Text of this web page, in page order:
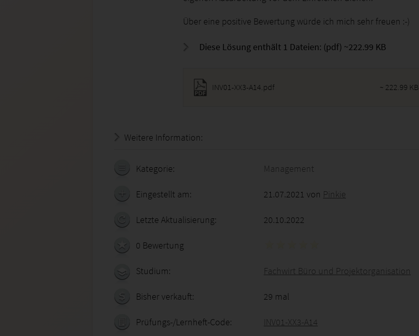
Über eine positive Bewertung würde ich mich sehr freuen :-)
Diese Lösung enthält 1 Dateien: (pdf) ~222.99 KB
INV01-XX3-A14.pdf ~ 222.99 KB
Weitere Information:
Kategorie: Management
Eingestellt am: 21.07.2021 von Pinkie
Letzte Aktualisierung: 20.10.2022
0 Bewertung
Studium: Fachwirt Büro und Projektorganisation
Bisher verkauft: 29 mal
Prüfungs-/Lernheft-Code: INV01-XX3-A14